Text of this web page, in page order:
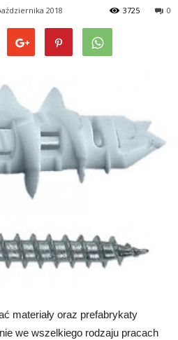
2018 0
3725
materiały oraz prefabrykaty
we wszelkiego rodzaju pracach